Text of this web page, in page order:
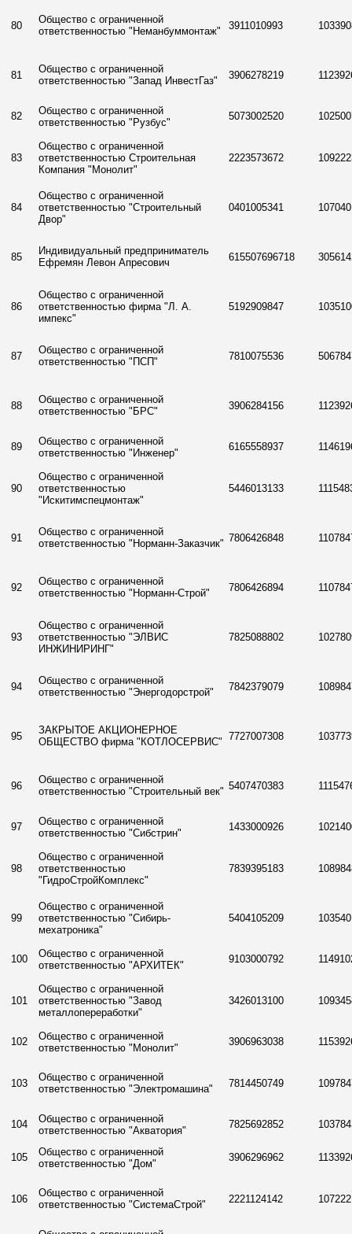
80
Общество с ограниченной
ответственностью "Неманбуммонтаж"
3911010993
81
Общество с ограниченной
ответственностью "Запад ИнвестГаз"
3906278219
82
Общество с ограниченной
ответственностью "Рузбус"
5073002520
83
Общество с ограниченной
ответственностью Строительная
Компания "Монолит"
2223573672
84
Общество с ограниченной
ответственностью "Строительный
Двор"
0401005341
85
Индивидуальный предприниматель
Ефремян Левон Апресович
615507696718
86
Общество с ограниченной
ответственностью фирма "Л. А.
импекс"
5192909847
87
Общество с ограниченной
ответственностью "ПСП"
7810075536
88
Общество с ограниченной
ответственностью "БРС"
3906284156
89
Общество с ограниченной
ответственностью "Инженер"
6165558937
90
Общество с ограниченной
ответственностью
"Искитимспецмонтаж"
5446013133
91
Общество с ограниченной
ответственностью "Норманн-Заказчик" 7806426848
92
Общество с ограниченной
ответственностью "Норманн-Строй"
7806426894
93
Общество с ограниченной
ответственностью "ЭЛВИС
ИНЖИНИРИНГ"
7825088802
94
Общество с ограниченной
ответственностью "Энергодорстрой"
7842379079
95
ЗАКРЫТОЕ АКЦИОНЕРНОЕ
ОБЩЕСТВО фирма "КОТЛОСЕРВИС" 7727007308
96
Общество с ограниченной
ответственностью "Строительный век" 5407470383
97
Общество с ограниченной
ответственностью "Сибстрин"
1433000926
98
Общество с ограниченной
ответственностью
"ГидроСтройКомплекс"
7839395183
99
Общество с ограниченной
ответственностью "Сибирь-
мехатроника"
5404105209
100
Общество с ограниченной
ответственностью "АРХИТЕК"
9103000792
101
Общество с ограниченной
ответственностью "Завод
металлопереработки"
3426013100
102
Общество с ограниченной
ответственностью "Монолит"
3906963038
103
Общество с ограниченной
ответственностью "Электромашина"
7814450749
104
Общество с ограниченной
ответственностью "Акватория"
7825692852
105
Общество с ограниченной
ответственностью "Дом"
3906296962
106
Общество с ограниченной
ответственностью "СистемаСтрой"
2221124142